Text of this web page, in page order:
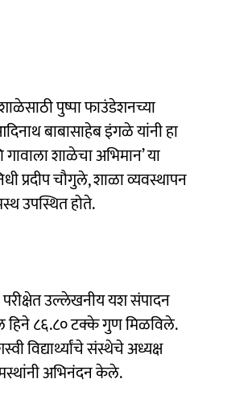
पुष्पा फाउंडेशनच्या
बाबासाहेब इंगळे यांनी हा
शाळेचा अभिमान’ या
प्रदीप चौगुले, शाळा व्यवस्थापन
उपस्थित होते.
परीक्षेत उल्लेखनीय यश संपादन
हिने ८६.८० टक्के गुण मिळविले.
विद्यार्थ्यांचे संस्थेचे अध्यक्ष
अभिनंदन केले.